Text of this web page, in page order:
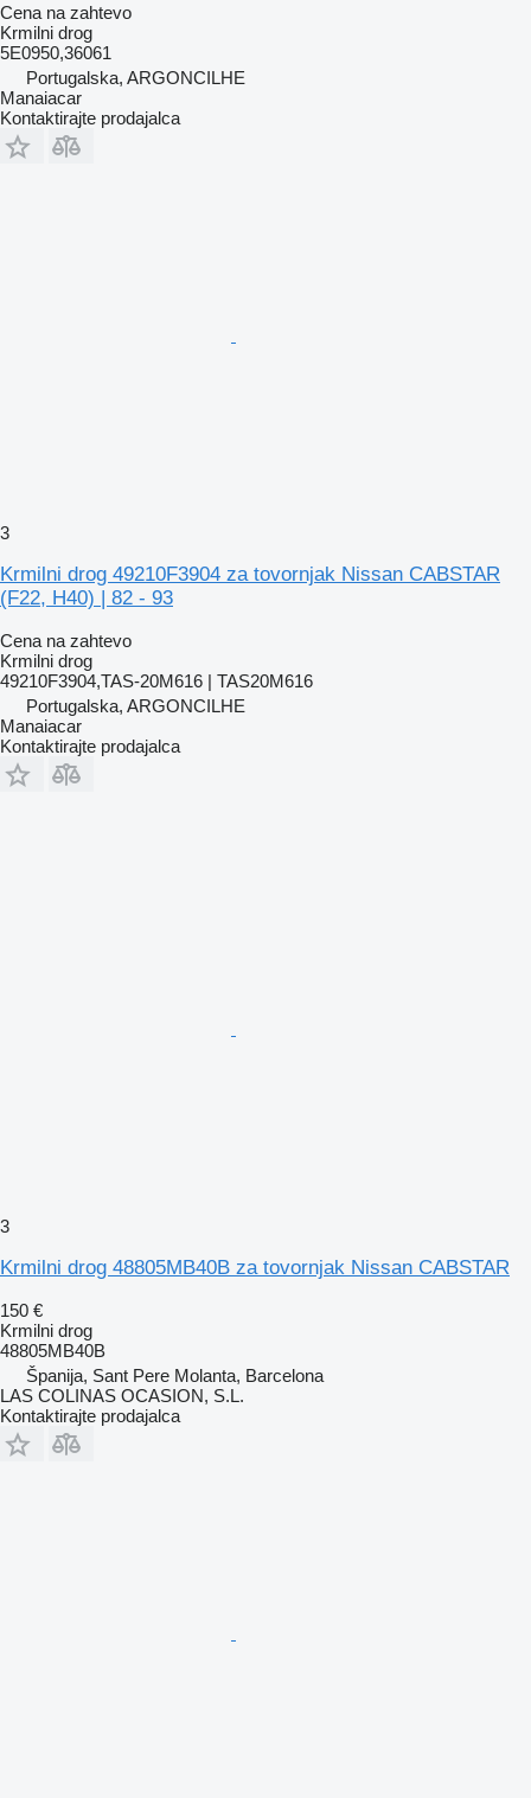
Cena na zahtevo
Krmilni drog
5E0950,36061
Portugalska, ARGONCILHE
Manaiacar
Kontaktirajte prodajalca
3
Krmilni drog 49210F3904 za tovornjak Nissan CABSTAR
(F22, H40) | 82 - 93
Cena na zahtevo
Krmilni drog
49210F3904,TAS-20M616 | TAS20M616
Portugalska, ARGONCILHE
Manaiacar
Kontaktirajte prodajalca
3
Krmilni drog 48805MB40B za tovornjak Nissan CABSTAR
150 €
Krmilni drog
48805MB40B
Španija, Sant Pere Molanta, Barcelona
LAS COLINAS OCASION, S.L.
Kontaktirajte prodajalca